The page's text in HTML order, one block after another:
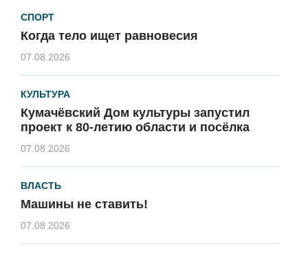
СПОРТ
Когда тело ищет равновесия
07.08.2026
КУЛЬТУРА
Кумачёвский Дом культуры запустил
проект к 80-летию области и посёлка
07.08.2026
ВЛАСТЬ
Машины не ставить!
07.08.2026